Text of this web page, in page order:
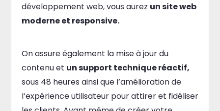
développement web, vous aurez un site web
moderne et responsive.
On assure également la mise à jour du
contenu et un support technique réactif,
sous 48 heures ainsi que l’amélioration de
l’expérience utilisateur pour attirer et fidéliser